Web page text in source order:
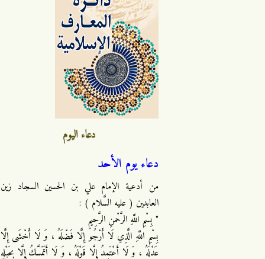
دعاء اليوم
دعاء يوم الأحد
من أدعية الإمام علي بن الحسين السجاد زين
العابدين ( عليه السَّلام ) :
" بِسْمِ اللَّهِ الرَّحْمنِ الرَّحِيمِ
بِسْمِ اللَّهِ الَّذِي لَا أَرْجُو إِلَّا فَضْلَهُ ، وَ لَا أَخْشَى إِلَّا
عَدْلَهُ ، وَ لَا أَعْتَمِدُ إِلَّا قَوْلَهُ ، وَ لَا أَتَمَسَّكُ إِلَّا بِحَبْلِهِ